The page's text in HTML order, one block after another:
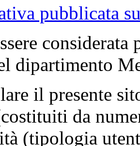
pubblicata
dipartimento
il presente
da
(tipologia